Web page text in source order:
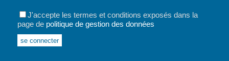
J'accepte les termes et conditions exposés dans la
page de politique de gestion des données
Alternative: